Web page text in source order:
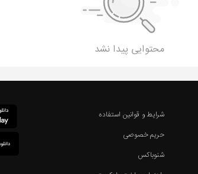
محتوایی پیدا نشد
شرایط و قوانین استفاده
حریم خصوصی
شنوباکس